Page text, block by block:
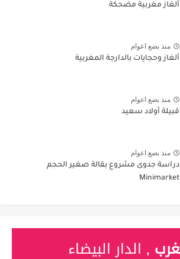
ألغاز مغربية مضحكة
منذ بضع اعوام
ألغاز وحجايات بالدارجة المغربية
منذ بضع اعوام
قبيلة أولاد سعيد
منذ بضع اعوام
دراسة جدوى مشروع بقالة صغير الحجم
Minimarket